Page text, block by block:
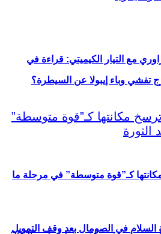
مع التيار الكيميتي: قراءة في
في الصومال بعد وقف التمويل
كـ”قوة متوسطة” في مرحلة ما